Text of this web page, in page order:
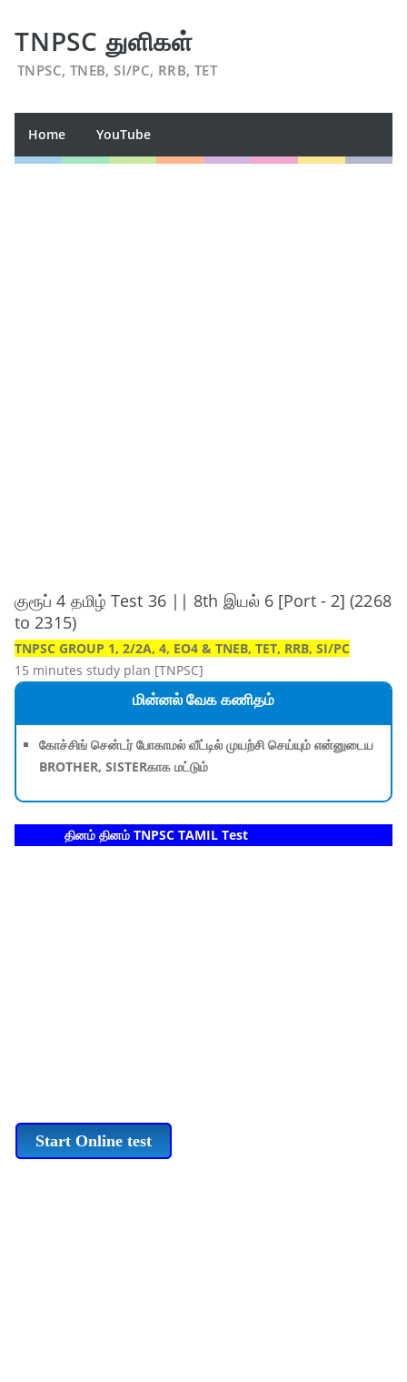
TNPSC துளிகள்
TNPSC, TNEB, SI/PC, RRB, TET
Home YouTube
குரூப் 4 தமிழ் Test 36 || 8th இயல் 6 [Port - 2] (2268
to 2315)
TNPSC GROUP 1, 2/2A, 4, EO4 & TNEB, TET, RRB, SI/PC
15 minutes study plan [TNPSC]
மின்னல் வேக கணிதம்
கோச்சிங் சென்டர் போகாமல் வீட்டில் முயற்சி செய்யும் என்னுடைய
BROTHER, SISTERகாக மட்டும்
தினம் தினம் TNPSC TAMIL Test
Start Online test